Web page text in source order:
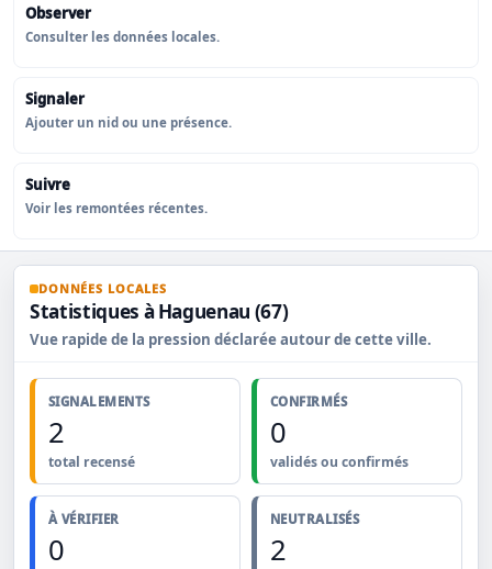
Observer
Consulter les données locales.
Signaler
Ajouter un nid ou une présence.
Suivre
Voir les remontées récentes.
DONNÉES LOCALES
Statistiques à Haguenau (67)
Vue rapide de la pression déclarée autour de cette ville.
SIGNALEMENTS
2
total recensé
CONFIRMÉS
0
validés ou confirmés
À VÉRIFIER
0
NEUTRALISÉS
2